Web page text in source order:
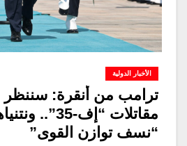
الأخبار الدولية
ترامب من أنقرة: سننظر
مقاتلات “إف-
“نسف توازن القوى”